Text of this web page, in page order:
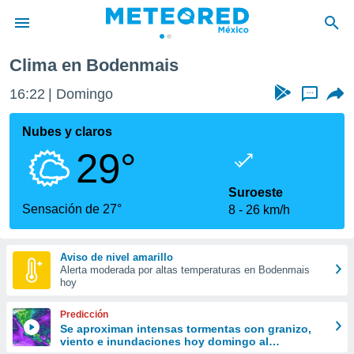
de
ha sido
calidad.
a este
las
y
forma
digital
basada
Clima en Bodenmais
16:22 Domingo ...
Nubes y claros
29°
Sensación de 27°
Suroeste
8
26 km/h
Aviso de nivel amarillo
Alerta moderada por altas temperaturas en Bodenmais
hoy
Predicción
Se aproximan intensas tormentas con granizo,
viento e inundaciones hoy domingo al